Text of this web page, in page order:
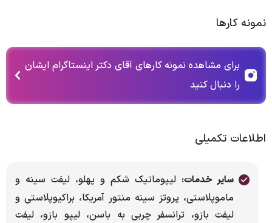
نمونه کارها
برای مشاهده نمونه کارهای آقای دکتر اینستاگرام ایشان
را دنبال کنید
اطلاعات تکمیلی
سایر خدمات: لیپوماتیک شکم و پهلو، لیفت سینه و
ماموپلاستی، پروتز سینه منتور آمریکا، براکیوپلاستی و
لیفت بازو، ترانسفر چربی به باسن، لیپو بازو، لیفت